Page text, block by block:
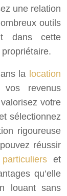
une relation
outils
dans cette
la location
vos revenus
votre
sélectionnez
rigoureuse
réussir
et
qu’elle
louant sans